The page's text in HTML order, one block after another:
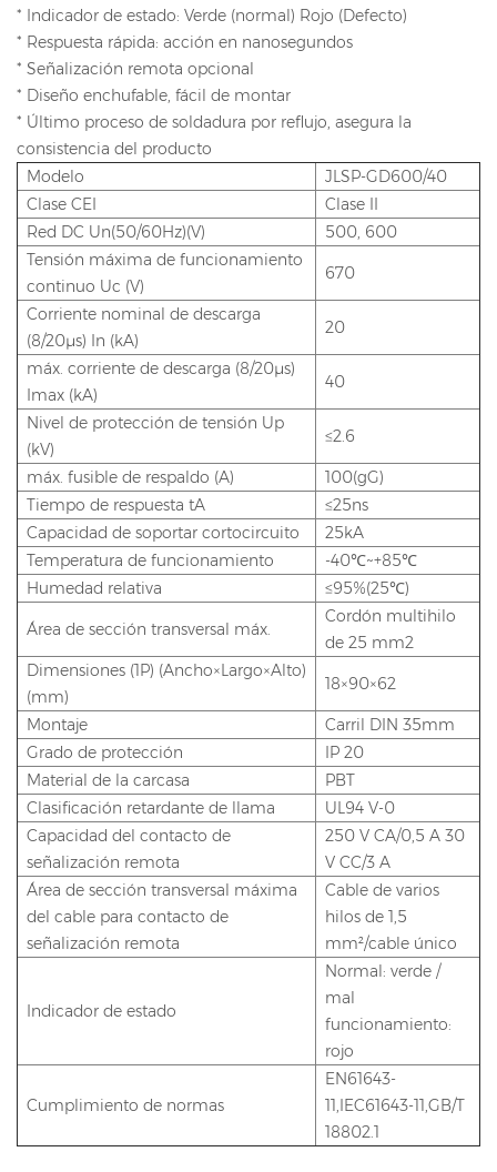
* Indicador de estado: Verde (normal) Rojo (Defecto)
* Respuesta rápida: acción en nanosegundos
* Señalización remota opcional
* Diseño enchufable, fácil de montar
* Último proceso de soldadura por reflujo, asegura la
consistencia del producto
Modelo
JLSP-GD600/40
Clase CEI
Clase II
Red DC Un(50/60Hz)(V)
500, 600
Tensión máxima de funcionamiento
continuo Uc (V)
670
Corriente nominal de descarga
(8/20μs) In (kA)
20
máx. corriente de descarga (8/20μs)
Imax (kA)
40
Nivel de protección de tensión Up
(kV)
≤2.6
máx. fusible de respaldo (A)
100(gG)
Tiempo de respuesta tA
≤25ns
Capacidad de soportar cortocircuito
25kA
Temperatura de funcionamiento
-40℃~+85℃
Humedad relativa
≤95%(25℃)
Área de sección transversal máx.
Cordón multihilo
de 25 mm2
Dimensiones (1P) (Ancho×Largo×Alto)
(mm)
18×90×62
Montaje
Carril DIN 35mm
Grado de protección
IP 20
Material de la carcasa
PBT
Clasificación retardante de llama
UL94 V-0
Capacidad del contacto de
señalización remota
250 V CA/0,5 A 30
V CC/3 A
Área de sección transversal máxima
del cable para contacto de
señalización remota
Cable de varios
hilos de 1,5
mm²/cable único
Indicador de estado
Normal: verde /
mal
funcionamiento:
rojo
Cumplimiento de normas
EN61643-
11,IEC61643-11,GB/T
18802.1